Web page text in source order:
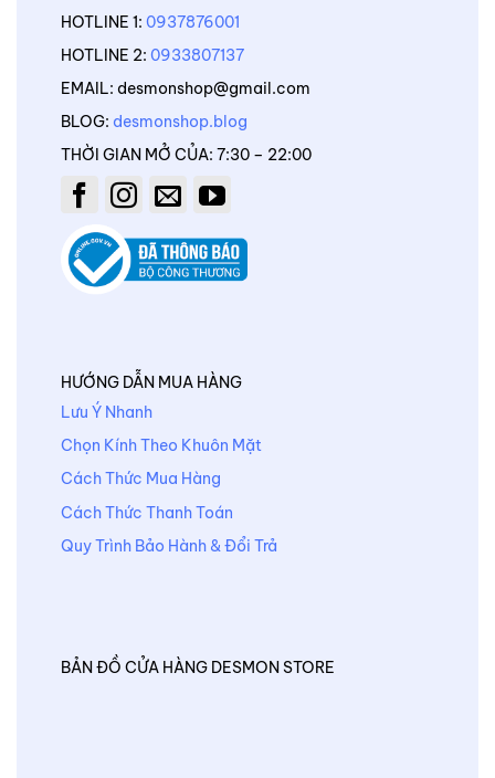
HOTLINE 1: 0937876001
HOTLINE 2: 0933807137
EMAIL: desmonshop@gmail.com
BLOG: desmonshop.blog
THỜI GIAN MỞ CỦA: 7:30 – 22:00
HƯỚNG DẪN MUA HÀNG
Lưu Ý Nhanh
Chọn Kính Theo Khuôn Mặt
Cách Thức Mua Hàng
Cách Thức Thanh Toán
Quy Trình Bảo Hành & Đổi Trả
BẢN ĐỒ CỬA HÀNG DESMON STORE